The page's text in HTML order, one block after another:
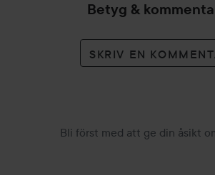
Betyg &
SKRIV EN
Bli först med att ge din åsikt